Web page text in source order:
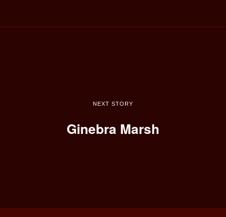
NEXT STORY
Ginebra Marsh